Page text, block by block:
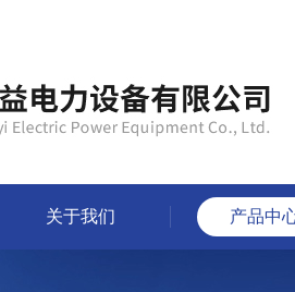
关于我们 产品中